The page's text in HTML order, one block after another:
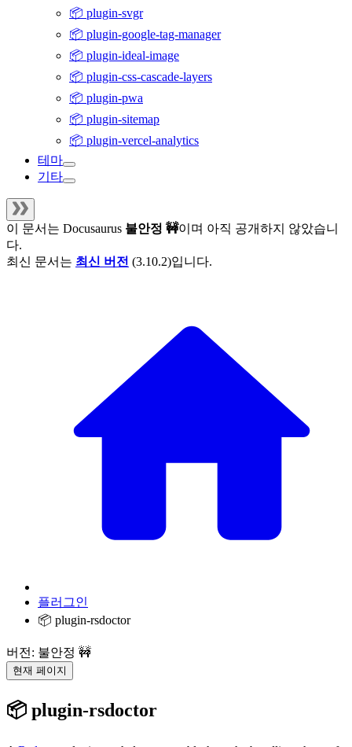
📦 plugin-svgr
📦 plugin-google-tag-manager
📦 plugin-ideal-image
📦 plugin-css-cascade-layers
📦 plugin-pwa
📦 plugin-sitemap
📦 plugin-vercel-analytics
테마
기타
이 문서는 Docusaurus 불안정 🚧이며 아직 공개하지 않았습니
다.
최신 문서는 최신 버전 (3.10.2)입니다.
플러그인
📦 plugin-rsdoctor
버전: 불안정 🚧
현재 페이지
📦 plugin-rsdoctor